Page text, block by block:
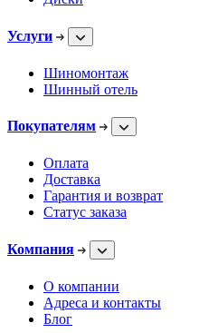
Услуги
Шиномонтаж
Шинный отель
Покупателям
Оплата
Доставка
Гарантия и возврат
Статус заказа
Компания
О компании
Адреса и контакты
Блог